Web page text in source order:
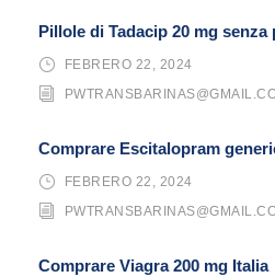
Pillole di Tadacip 20 mg
FEBRERO 22, 2024
Comprare Escitalopram
FEBRERO 22, 2024
Comprare Viagra 200 mg Italia